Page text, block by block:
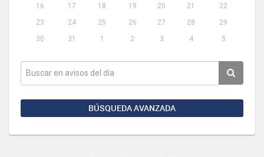
16
17 18 19 20 21
22
23
24 25 26 27 28
29
30
31 1 2 3 4 5
BÚSQUEDA AVANZADA